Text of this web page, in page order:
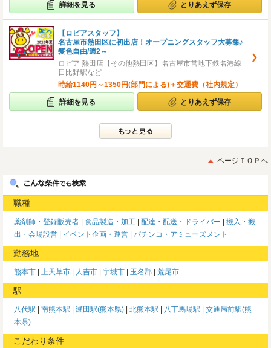
詳細を見る とりあえず保存
【ロピアスタッフ】
名古屋市熱田区に初出店！オープニングスタッフ大募集♪
髪色自由/週2～
ロピア 熱田店【その他熱田区】名古屋市営地下鉄名港線
日比野駅など
時給1140円～1350円(部門による)＋交通費（社内規定）
詳細を見る とりあえず保存
ページＴＯＰへ
職種
薬剤師・登録販売者 食品製造・加工 配達・配送・ドライバー
搬入・搬
出・会場設営
イベント企画・運営 パチンコ・アミューズメント
勤務地
熊本市 上天草市 人吉市 宇城市 玉名郡 荒尾市
駅
八代駅 南熊本駅 瀬田駅(熊本県) 北熊本駅 八丁馬場駅
交通局前駅(熊
本県)
こだわり条件